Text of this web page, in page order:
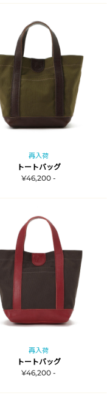
再入荷
トートバッグ
¥46,200 -
再入荷
トートバッグ
¥46,200 -